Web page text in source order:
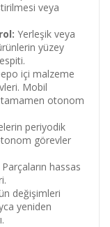
veya
Yerleşik veya
yüzey
içi malzeme
Mobil
otonom
periyodik
görevler
Parçaların hassas
değişimleri
yeniden